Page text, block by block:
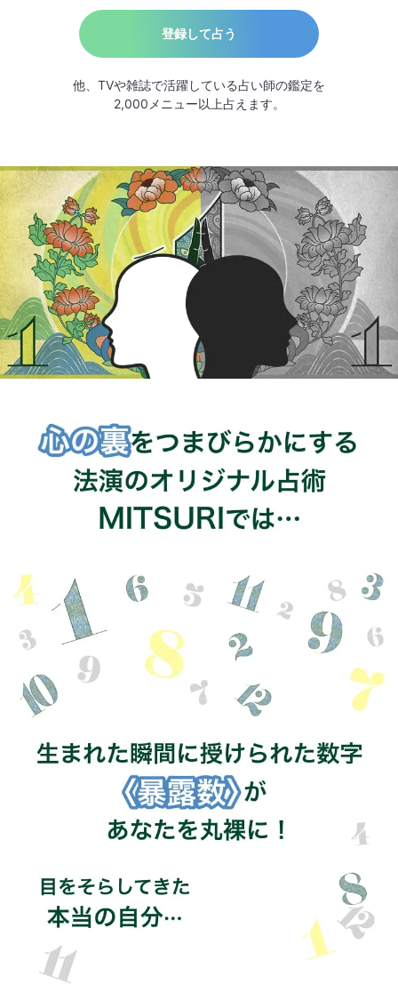
登録して占う
他、TVや雑誌で活躍している占い師の鑑定を
2,000メニュー以上占えます。